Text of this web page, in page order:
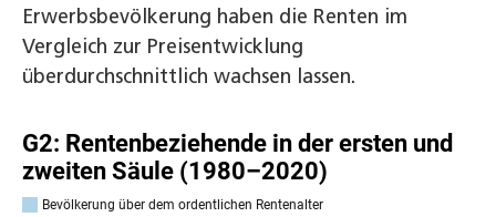
Erwerbsbevölkerung haben die Renten im
Vergleich zur Preisentwicklung
überdurchschnittlich wachsen lassen.